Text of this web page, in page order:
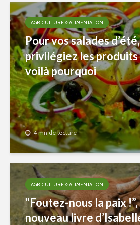
AGRICULTURE & ALIMENTATION
Pour vos salades d’été,
privilégiez les produits
voilà pourquoi
4 mn de lecture
AGRICULTURE & ALIMENTATION
“Foutez-nous la paix !”,
nouveau livre